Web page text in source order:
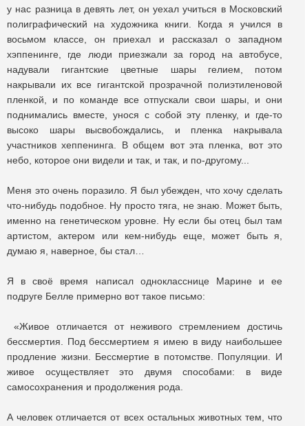
у нас разница в девять лет, он уехал учиться в Московский
полиграфический на художника книги. Когда я учился в
восьмом классе, он приехал и рассказал о западном
хэппенинге, где люди приезжали за город на автобусе,
надували гигантские цветные шары гелием, потом
накрывали их все гигантской прозрачной полиэтиленовой
пленкой, и по команде все отпускали свои шары, и они
поднимались вместе, унося с собой эту пленку, и где-то
высоко шары высвобождались, и пленка накрывала
участников хеппенинга. В общем вот эта пленка, вот это
небо, которое они видели и так, и так, и по-другому...
Меня это очень поразило. Я был убежден, что хочу сделать
что-нибудь подобное. Ну просто тяга, не знаю. Может быть,
именно на генетическом уровне. Ну если бы отец был там
артистом, актером или кем-нибудь еще, может быть я,
думаю я, наверное, бы стал…
Я в своё время написал однокласснице Марине и ее
подруге Белле примерно вот такое письмо:
«Живое отличается от неживого стремлением достичь
бессмертия. Под бессмертием я имею в виду наибольшее
продление жизни. Бессмертие в потомстве. Популяции. И
живое осуществляет это двумя способами: в виде
самосохранения и продолжения рода.
А человек отличается от всех остальных животных тем, что